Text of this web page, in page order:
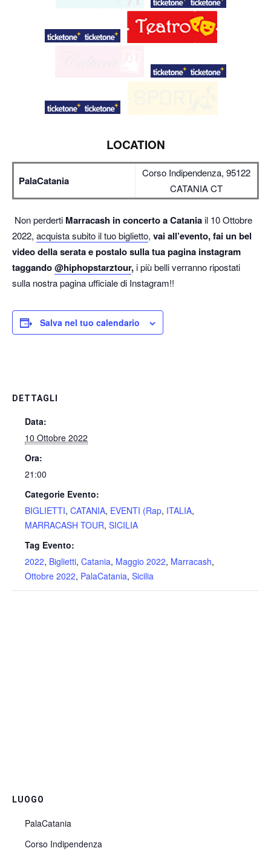
LOCATION
PalaCatania
Corso Indipendenza, 95122
CATANIA CT
Non perderti Marracash in concerto a Cataniail 10 Ottobre
2022, acquista subito il tuo biglietto, vai all’evento, fai un bel
video della serata e postalo sulla tua pagina instagram
taggando@hiphopstarztour,i più belli verranno ripostati
sulla nostra pagina ufficiale di Instagram!!
Salva nel tuo calendario
DETTAGLI
Data:
10 Ottobre 2022
Ora:
21:00
Categorie Evento:
BIGLIETTI, CATANIA, EVENTI (Rap, ITALIA,
MARRACASH TOUR, SICILIA
Tag Evento:
2022, Biglietti, Catania, Maggio 2022, Marracash,
Ottobre 2022, PalaCatania, Sicilia
LUOGO
PalaCatania
Corso Indipendenza